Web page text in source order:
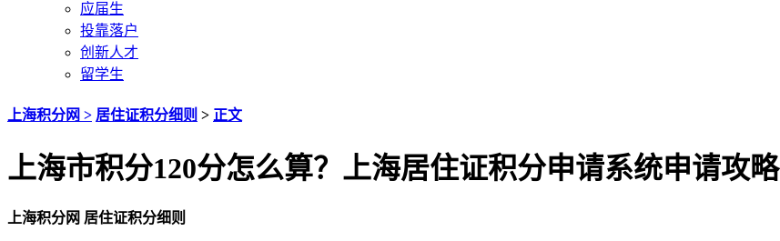
应届生
投靠落户
创新人才
留学生
上海积分网 > 居住证积分细则 > 正文
上海市积分120分怎么算？上海居住证积分申请系统申请攻略
上海积分网 居住证积分细则